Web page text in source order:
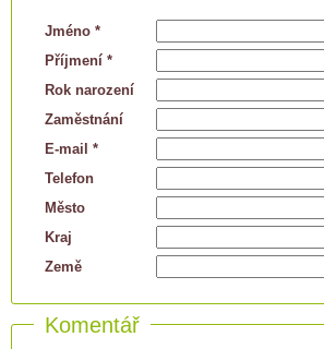
Jméno *
Příjmení *
Rok narození
Zaměstnání
E-mail *
Telefon
Město
Kraj
Země
Komentář